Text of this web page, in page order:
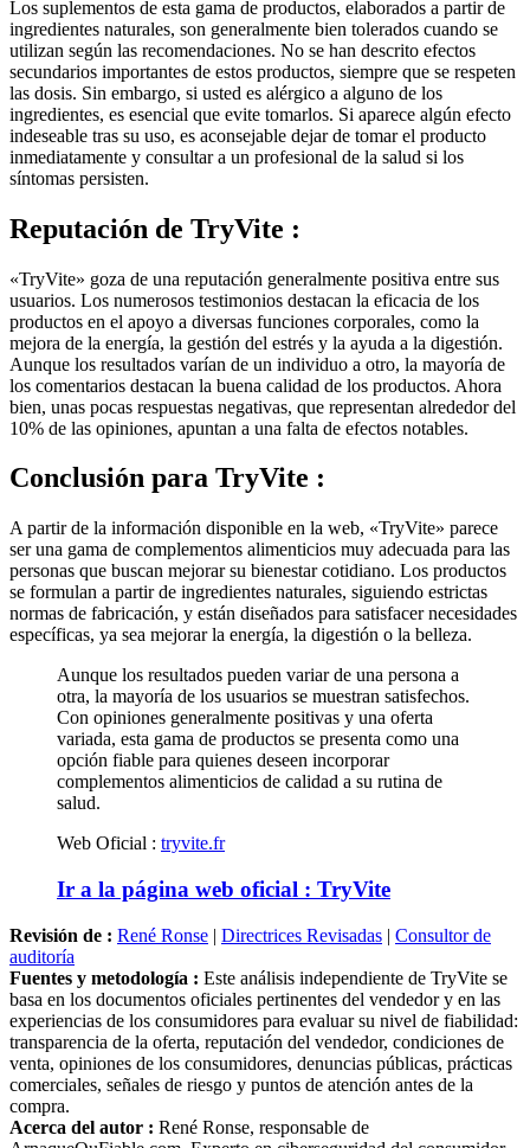
ingredientes naturales, son generalmente bien tolerados cuando se
utilizan según las recomendaciones. No se han descrito efectos
secundarios importantes de estos productos, siempre que se respeten
las dosis. Sin embargo, si usted es alérgico a alguno de los
ingredientes, es esencial que evite tomarlos. Si aparece algún efecto
indeseable tras su uso, es aconsejable dejar de tomar el producto
inmediatamente y consultar a un profesional de la salud si los
síntomas persisten.
usuarios. Los numerosos testimonios destacan la eficacia de los
productos en el apoyo a diversas funciones corporales, como la
mejora de la energía, la gestión del estrés y la ayuda a la digestión.
Aunque los resultados varían de un individuo a otro, la mayoría de
los comentarios destacan la buena calidad de los productos. Ahora
bien, unas pocas respuestas negativas, que representan alrededor del
10% de las opiniones, apuntan a una falta de efectos notables.
ser una gama de complementos alimenticios muy adecuada para las
personas que buscan mejorar su bienestar cotidiano. Los productos
se formulan a partir de ingredientes naturales, siguiendo estrictas
normas de fabricación, y están diseñados para satisfacer necesidades
específicas, ya sea mejorar la energía, la digestión o la belleza.
otra, la mayoría de los usuarios se muestran satisfechos.
Con opiniones generalmente positivas y una oferta
variada, esta gama de productos se presenta como una
opción fiable para quienes deseen incorporar
complementos alimenticios de calidad a su rutina de
salud.
auditoría
Fuentes y metodología :
basa en los documentos oficiales pertinentes del vendedor y en las
experiencias de los consumidores para evaluar su nivel de fiabilidad:
transparencia de la oferta, reputación del vendedor, condiciones de
venta, opiniones de los consumidores, denuncias públicas, prácticas
comerciales, señales de riesgo y puntos de atención antes de la
compra.
Acerca del autor :
ArnaqueOuFiable.com. Experto en ciberseguridad del consumidor,